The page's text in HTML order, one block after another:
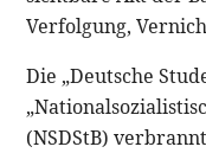
Verfolgung,
Die „Deutsche
(NSDStB)